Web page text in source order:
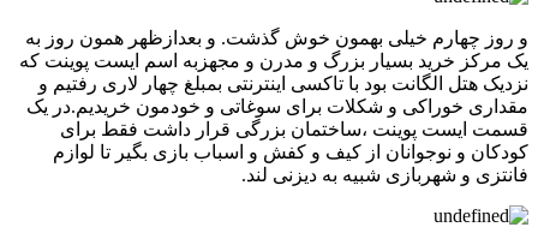
و روز چهارم خیلی بهمون خوش گذشت. و بعدازظهر همون روز به
یک مرکز خرید بسیار بزرگ و مدرن و مجهزبه اسم ایست پوینت که
نزدیک هتل الگانت بود با تاکسی اینترنتی بمبلغ چهار لاری رفتیم و
مقداری خوراکی و شکلات برای سوغاتی و خودمون خریدیم.در یک
قسمت ایست پوینت ،ساختمان بزرگی قرار داشت فقط برای
کودکان و نوجوانان از کیف و کفش و اسباب بازی بگیر تا لوازم
فانتزی و شهربازی شبیه به دیزنی لند.